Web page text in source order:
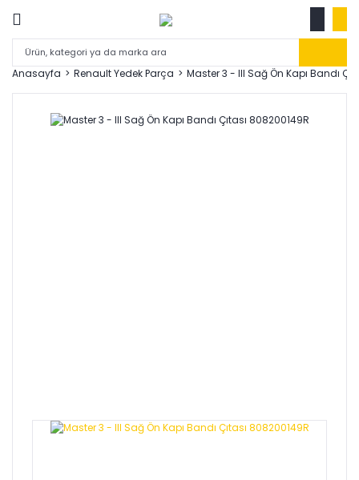
Anasayfa Renault Yedek Parça Master 3 - III Sağ Ön Kapı Bandı